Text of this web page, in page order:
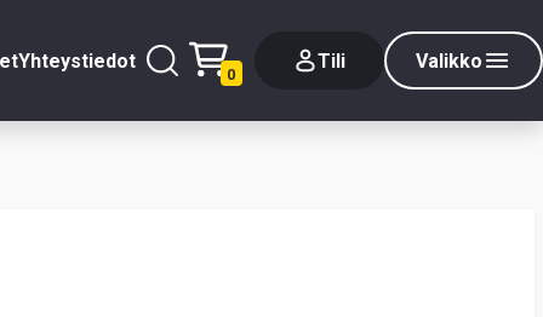
Yhteystiedot
0
Tili Valikko